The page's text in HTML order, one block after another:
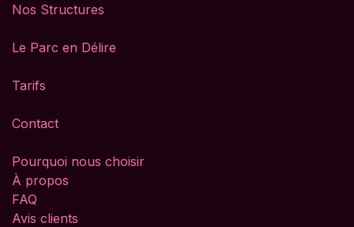
Nos Structures
Le Parc en Délire
Tarifs
Contact
Pourquoi nous choisir
À propos
FAQ
Avis clients